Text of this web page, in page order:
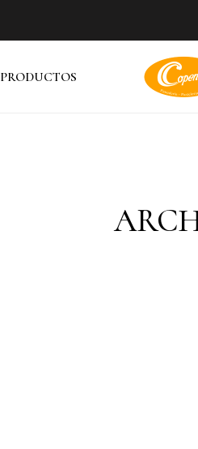
PRODUCTOS